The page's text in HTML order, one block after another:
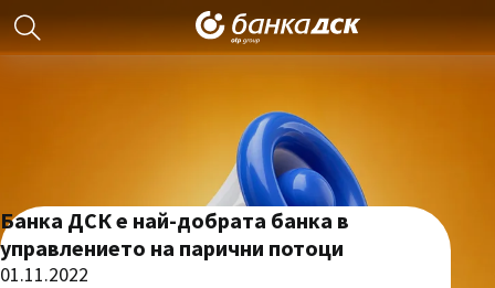
Банка ДСК е най-добрата банка в
управлението на парични потоци
01.11.2022